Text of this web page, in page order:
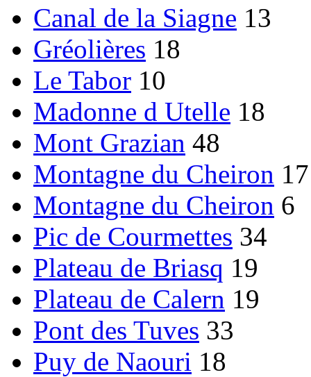
Canal de la Siagne 13
Gréolières 18
Le Tabor 10
Madonne d Utelle 18
Mont Grazian 48
Montagne du Cheiron 17
Montagne du Cheiron 6
Pic de Courmettes 34
Plateau de Briasq 19
Plateau de Calern 19
Pont des Tuves 33
Puy de Naouri 18